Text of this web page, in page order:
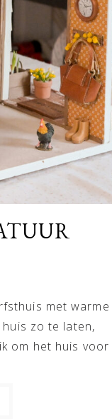
met warme
zo te laten,
om het huis voor